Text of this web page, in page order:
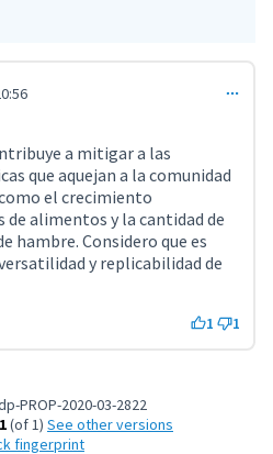
a mitigar a las
que aquejan a la comunidad
el crecimiento
de alimentos y la cantidad de
hambre. Considero que es
y replicabilidad de
1 1
PROP-2020-03-2822
(of 1)
see other versions
fingerprint